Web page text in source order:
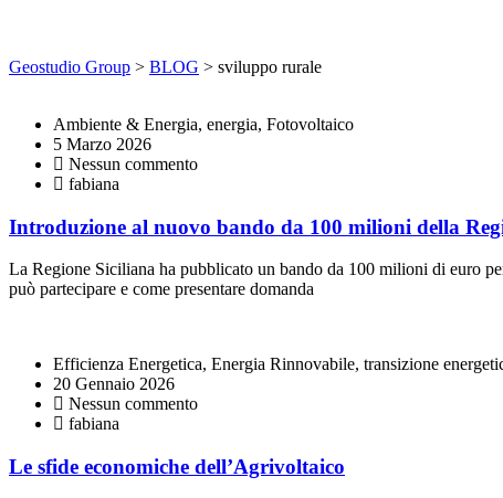
Geostudio Group > BLOG > sviluppo rurale
Ambiente & Energia, energia, Fotovoltaico
5 Marzo 2026
Nessun commento
fabiana
Introduzione al nuovo bando da 100 milioni della
La Regione Siciliana ha pubblicato un bando da 100 milioni di euro
può partecipare e come presentare domanda
Efficienza Energetica, Energia Rinnovabile, transizione
20 Gennaio 2026
Nessun commento
fabiana
Le sfide economiche dell’Agrivoltaico